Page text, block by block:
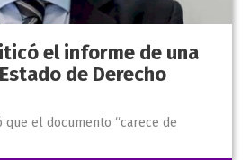
el informe de una
de Derecho
que el documento “carece de